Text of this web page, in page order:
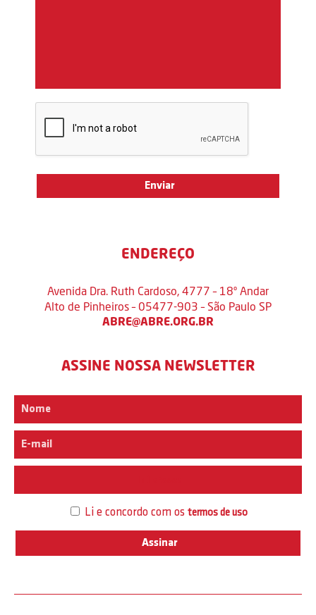
ENDEREÇO
Avenida Dra. Ruth Cardoso, 4777 – 18º Andar
Alto de Pinheiros – 05477-903 – São Paulo SP
ABRE@ABRE.ORG.BR
ASSINE NOSSA NEWSLETTER
Li e concordo com os termos de uso